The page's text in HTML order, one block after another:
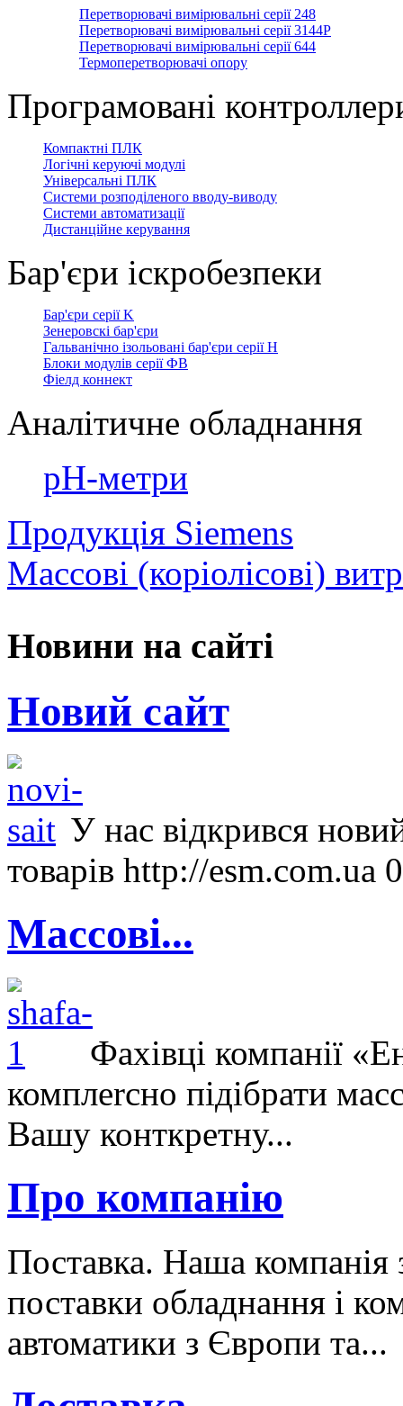
Перетворювачі вимірювальні серії 248
Перетворювачі вимірювальні серії 3144Р
Перетворювачі вимірювальні серії 644
Термоперетворювачі опору
Програмовані
Компактні ПЛК
Логічні керуючі модулі
Універсальні ПЛК
Системи розподіленого вводу-виводу
Системи автоматизації
Дистанційне керування
Бар'єри іскробезпеки
Бар'єри серії K
Зенеровскі бар'єри
Гальванічно ізольовані бар'єри серії H
Блоки модулів серії ФВ
Фіелд коннект
Аналітичне обладнання
рН-метри
Продукція Siemens
Массові (коріолісові)
Новини на сайті
Новий сайт
У нас відкрився
товарів http://esm.com.ua
Массові...
Фахівці компанії
комплеrсно підібрати
Вашу конткретну...
Про компанію
Поставка. Наша компанія
поставки обладнання і
автоматики з Європи та...